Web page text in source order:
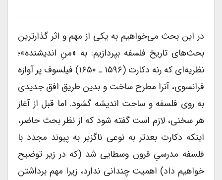
در این بحث می‌خواهیم به یکی از مهم و اثر گذارترین
بحث‌های تاریخ فلسفه بپردازیم: به «منِ اندیشنده»؛
نظریه‌ای که رنه دکارت (۱۵۹۶ ـ ۱۶۵۰) فیلسوف پر آوازه
فرانسوی، آنرا مطرح ساخت و بدین طریق افق جدیدی
به روی فلسفه و ساحت اندیشه گشود. اما قبل از آغاز
هر سخنی، لازم است گفته شود که از نظر بحث حاضر،
اینکه دکارت بعدتر به نوعی ناگزیر به پیوند مجدد با
فلسفه مدرسیِ قرون وسطایی شد (که در زیر توضیح
خواهیم داد) اهمیت چندانی ندارد، زیرا مهم برداشتن